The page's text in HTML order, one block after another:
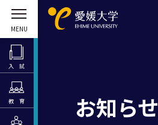
入 試
教 育 お知らせ